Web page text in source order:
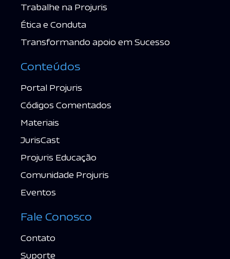
Trabalhe na Projuris
Ética e Conduta
Transformando apoio em Sucesso
Conteúdos
Portal Projuris
Códigos Comentados
Materiais
JurisCast
Projuris Educação
Comunidade Projuris
Eventos
Fale Conosco
Contato
Suporte